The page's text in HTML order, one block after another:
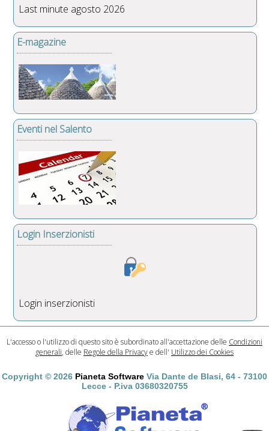
Last minute agosto 2026
E-magazine
Eventi nel Salento
Login Inserzionisti
Login inserzionisti
L'accesso o l'utilizzo di questo sito è subordinato all'accettazione delle Condizioni
generali, delle Regole della Privacye dell' Utilizzo dei Cookies
Copyright © 2026 Pianeta Software Via Dante de Blasi, 64 - 73100
Lecce - P.iva 03680320755